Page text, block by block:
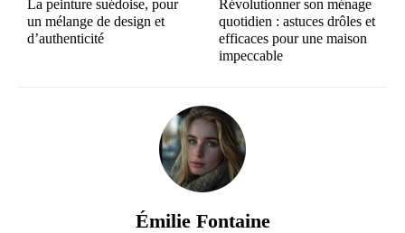
La peinture suédoise, pour
un mélange de design et
d’authenticité
Révolutionner son ménage
quotidien : astuces drôles et
efficaces pour une maison
impeccable
Émilie Fontaine